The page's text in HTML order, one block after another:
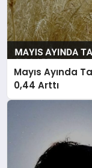
Mayıs Ayında
0,44 Arttı